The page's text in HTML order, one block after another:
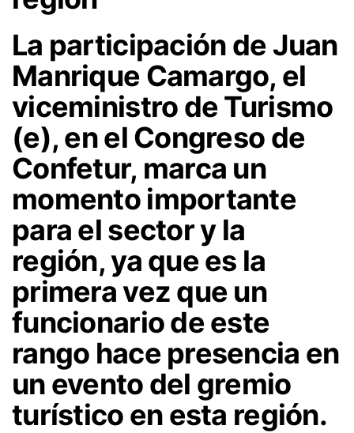
La participación de Juan
Manrique Camargo, el
viceministro de Turismo
(e), en el Congreso de
Confetur, marca un
momento importante
para el sector y la
región, ya que es la
primera vez que un
funcionario de este
rango hace presencia en
un evento del gremio
turístico en esta región.